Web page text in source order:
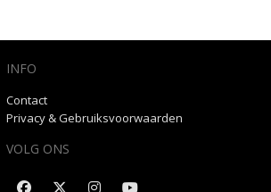
INFO
Contact
Privacy & Gebruiksvoorwaarden
VOLG ONS